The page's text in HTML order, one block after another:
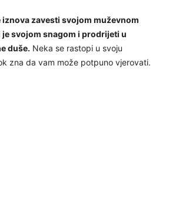
iznova zavesti svojom muževnom
svojom snagom i prodrijeti u
duše. Neka se rastopi u svoju
zna da vam može potpuno vjerovati.